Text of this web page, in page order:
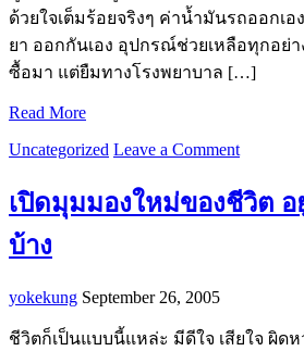
ด้วยใจเต็มร้อยจริงๆ ค่าน้ำมันรถออกเ
ยา ออกกันเอง อุปกรณ์ช่วยเหลือทุกอย่า
ซื้อมา แต่ยืมทางโรงพยาบาล […]
Read More
Uncategorized Leave a Comment
เปิดมุมมองใหม่ของชีวิต อ
บ้าง
yokekung September 26, 2005
ชีวิตก็เป็นแบบนี้แหล่ะ มีดีใจ เสียใจ ผิด